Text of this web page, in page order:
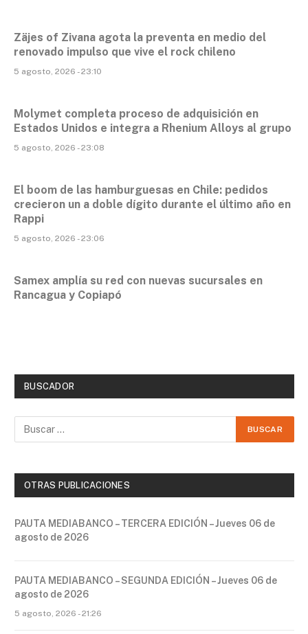
Zäjes of Zivana agota la preventa en medio del
renovado impulso que vive el rock chileno
5 agosto, 2026 - 23:10
Molymet completa proceso de adquisición en
Estados Unidos e integra a Rhenium Alloys al grupo
5 agosto, 2026 - 23:08
El boom de las hamburguesas en Chile: pedidos
crecieron un a doble dígito durante el último año en
Rappi
5 agosto, 2026 - 23:06
Samex amplía su red con nuevas sucursales en
Rancagua y Copiapó
BUSCADOR
OTRAS PUBLICACIONES
PAUTA MEDIABANCO – TERCERA EDICIÓN – Jueves 06 de
agosto de 2026
PAUTA MEDIABANCO – SEGUNDA EDICIÓN – Jueves 06 de
agosto de 2026
5 agosto, 2026 - 21:26